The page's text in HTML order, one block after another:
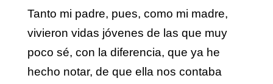
Tanto mi padre, pues, como mi madre,
vivieron vidas jóvenes de las que muy
poco sé, con la diferencia, que ya he
hecho notar, de que ella nos contaba